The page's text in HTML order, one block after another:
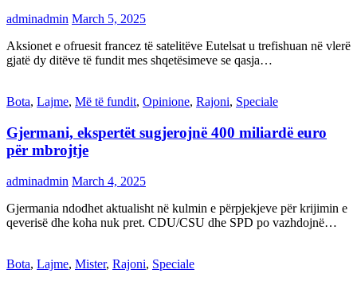
adminadmin March 5, 2025
Aksionet e ofruesit francez të satelitëve Eutelsat u trefishuan në vlerë
gjatë dy ditëve të fundit mes shqetësimeve se qasja…
Bota, Lajme, Më të fundit, Opinione, Rajoni, Speciale
Gjermani, ekspertët sugjerojnë 400 miliardë euro
për mbrojtje
adminadmin March 4, 2025
Gjermania ndodhet aktualisht në kulmin e përpjekjeve për krijimin e
qeverisë dhe koha nuk pret. CDU/CSU dhe SPD po vazhdojnë…
Bota, Lajme, Mister, Rajoni, Speciale